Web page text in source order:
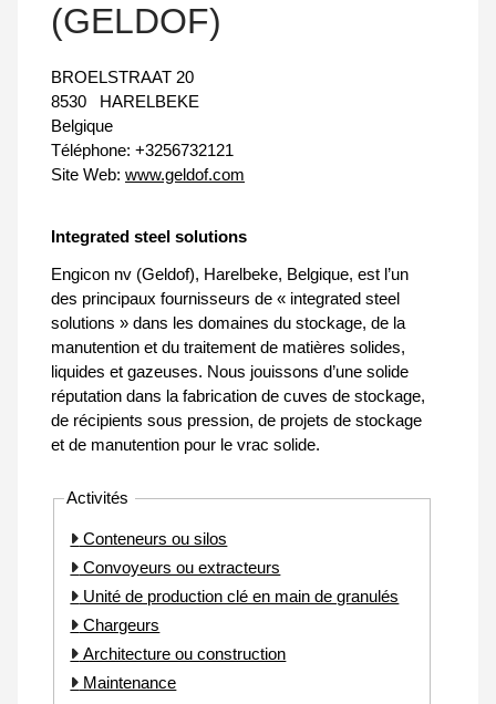
(GELDOF)
BROELSTRAAT 20
8530
HARELBEKE
Belgique
Téléphone: +3256732121
Site Web: www.geldof.com
Integrated steel solutions
Engicon nv (Geldof), Harelbeke, Belgique, est l’un
des principaux fournisseurs de « integrated steel
solutions » dans les domaines du stockage, de la
manutention et du traitement de matières solides,
liquides et gazeuses. Nous jouissons d’une solide
réputation dans la fabrication de cuves de stockage,
de récipients sous pression, de projets de stockage
et de manutention pour le vrac solide.
Activités
Conteneurs ou silos
Convoyeurs ou extracteurs
Unité de production clé en main de granulés
Chargeurs
Architecture ou construction
Maintenance